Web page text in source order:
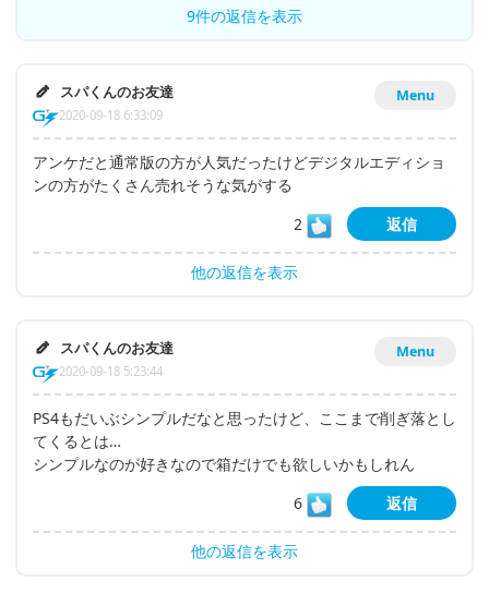
9件の返信を表示
Menu
スパくんのお友達
2020-09-18 6:33:09
アンケだと通常版の方が人気だったけどデジタルエディショ
ンの方がたくさん売れそうな気がする
2
返信
他の返信を表示
Menu
スパくんのお友達
2020-09-18 5:23:44
PS4もだいぶシンプルだなと思ったけど、ここまで削ぎ落とし
てくるとは…
シンプルなのが好きなので箱だけでも欲しいかもしれん
6
返信
他の返信を表示